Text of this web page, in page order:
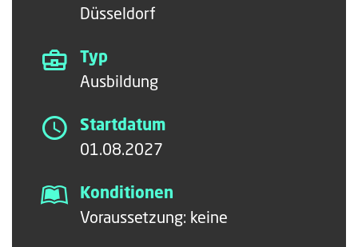
Düsseldorf
Typ
Ausbildung
Startdatum
01.08.2027
Konditionen
Voraussetzung: keine